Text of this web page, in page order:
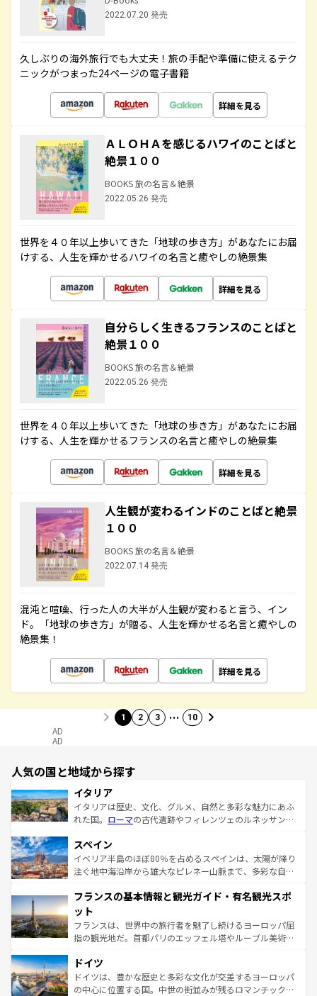
2022.07.20 発売
久しぶりの海外旅行でも大丈夫！旅の手配や準備に使えるテク
ニックがつまった24ページの電子書籍
詳細を見る
ＡＬＯＨＡを感じるハワイのことばと
絶景１００
BOOKS 旅の名言＆絶景
2022.05.26 発売
世界を４０年以上歩いてきた「地球の歩き方」があなたにお届
けする、人生を輝かせるハワイの名言と癒やしの絶景集
詳細を見る
自分らしく生きるフランスのことばと
絶景１００
BOOKS 旅の名言＆絶景
2022.05.26 発売
世界を４０年以上歩いてきた「地球の歩き方」があなたにお届
けする、人生を輝かせるフランスの名言と癒やしの絶景集
詳細を見る
人生観が変わるインドのことばと絶景
１００
BOOKS 旅の名言＆絶景
2022.07.14 発売
混沌と喧噪、行った人の大半が人生観が変わると言う、イン
ド。「地球の歩き方」が贈る、人生を輝かせる名言と癒やしの
絶景集！
詳細を見る
1 2 3 … 10
AD
AD
人気の国と地域から探す
イタリア
イタリアは歴史、文化、グルメ、自然と多彩な魅力にあふ
れた国。 ローマの古代遺跡やフィレンツェのルネッサンス
ろん、トスカーナの美しい田園風景やアマルフィ海岸の絶
景など、自然景観も見逃せない。観光の合間には、本場の
ピザやパスタなど、絶品のイタリア料理を堪能することも
ませてくれるイタリアで、忘れられない旅をしてみよう！
なお、新着のイタリア情報は
しい。
スペイン
イベリア半島のほぼ80％を占めるスペインは、太陽が降り
注ぐ地中海沿岸から雄大なピレネー山脈まで、多彩な自然
文化が根付くこの国では、情熱的なフラメンコ、熱気あふ
れる闘牛、そして美味しいタパスが生活の一部となってい
る。首都マドリードの洗練された雰囲気や、バルセロナの
アートに溢れた街角から、地方では古代ローマ遺跡や中世
せる。地方によって風土や気候が異なるスペインはその個
性で訪れる人を魅了する。 なお、新着のスペイン情報は コ
ンテンツ一覧を参照してほしい。
フランスの基本情報と観光ガイド・有名観光スポ
ット
フランスは、世界中の旅行者を魅了し続けるヨーロッパ屈
指の観光地だ。首都パリのエッフェル塔やルーブル美術館
で、幅広い魅力が詰まっている。華麗な宮殿、歴史的な大
聖堂、美しいビーチ、そして豊かな自然が、訪れる者を心
から魅了する。また、フランスは美食の国としても知ら
ドイツ
ドイツは、豊かな歴史と多彩な文化が交差するヨーロッパ
の中心に位置する国。中世の街並みが残るロマンチック街